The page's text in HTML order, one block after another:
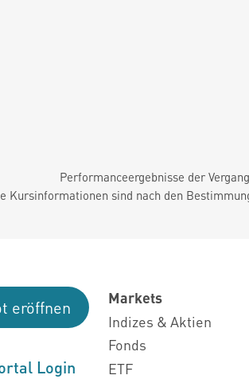
Performanceergebnisse der
Kursinformationen sind nach den
eröffnen
Login
Markets
Indizes & Aktien
Fonds
ETF